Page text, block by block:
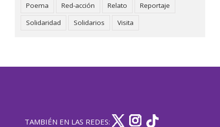
Poema
Red-acción Relato
Reportaje
Solidaridad
Solidarios Visita
TAMBIÉN EN LAS REDES: